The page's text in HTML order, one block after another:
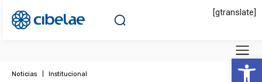
Abrir
[gtranslate]
Noticias Institucional